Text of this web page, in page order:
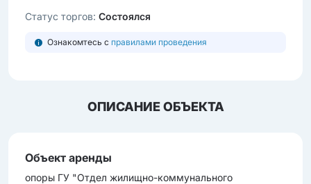
Статус торгов: Состоялся
Ознакомтесь с правилами проведения
ОПИСАНИЕ ОБЪЕКТА
Объект аренды
опоры ГУ "Отдел жилищно-коммунального